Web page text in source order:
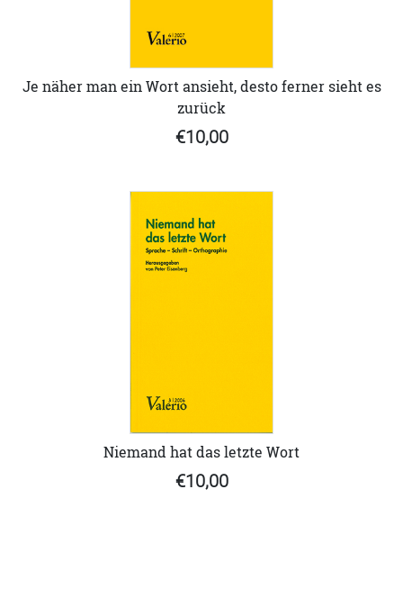
Je näher man ein Wort ansieht, desto ferner sieht es
zurück
€10,00
Niemand hat das letzte Wort
€10,00